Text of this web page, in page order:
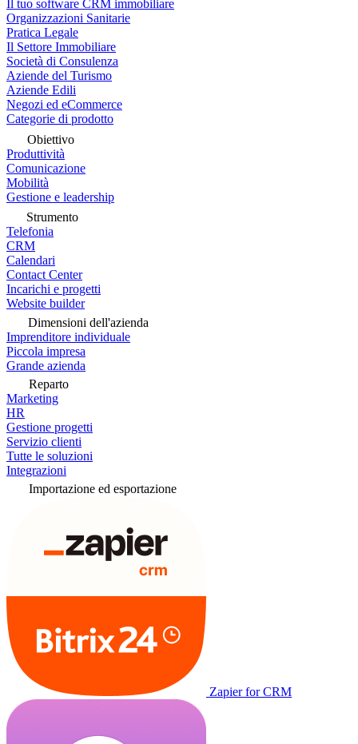
Il tuo software CRM immobiliare
Organizzazioni Sanitarie
Pratica Legale
Il Settore Immobiliare
Società di Consulenza
Aziende del Turismo
Aziende Edili
Negozi ed eCommerce
Categorie di prodotto
Obiettivo
Produttività
Comunicazione
Mobilità
Gestione e leadership
Strumento
Telefonia
CRM
Calendari
Contact Center
Incarichi e progetti
Website builder
Dimensioni dell'azienda
Imprenditore individuale
Piccola impresa
Grande azienda
Reparto
Marketing
HR
Gestione progetti
Servizio clienti
Tutte le soluzioni
Integrazioni
Importazione ed esportazione
Zapier for CRM